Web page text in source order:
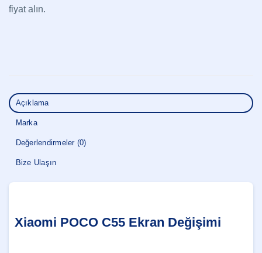
fiyat alın.
Açıklama
Marka
Değerlendirmeler (0)
Bize Ulaşın
Xiaomi POCO C55 Ekran Değişimi